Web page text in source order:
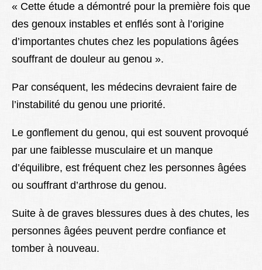
« Cette étude a démontré pour la première fois que
des genoux instables et enflés sont à l’origine
d’importantes chutes chez les populations âgées
souffrant de douleur au genou ».
Par conséquent, les médecins devraient faire de
l’instabilité du genou une priorité.
Le gonflement du genou, qui est souvent provoqué
par une faiblesse musculaire et un manque
d’équilibre, est fréquent chez les personnes âgées
ou souffrant d’arthrose du genou.
Suite à de graves blessures dues à des chutes, les
personnes âgées peuvent perdre confiance et
tomber à nouveau.